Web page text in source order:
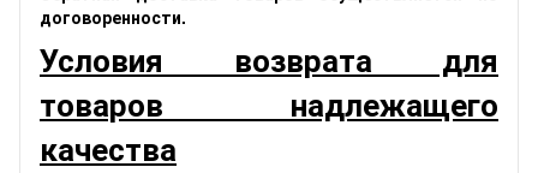
договоренности.
Условия возврата для
товаров надлежащего
качества